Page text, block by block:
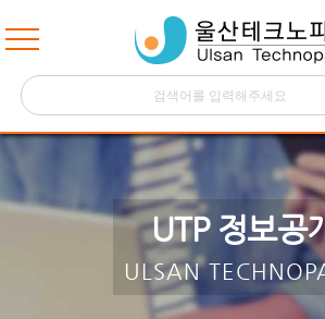
UTP 정보공
ULSAN